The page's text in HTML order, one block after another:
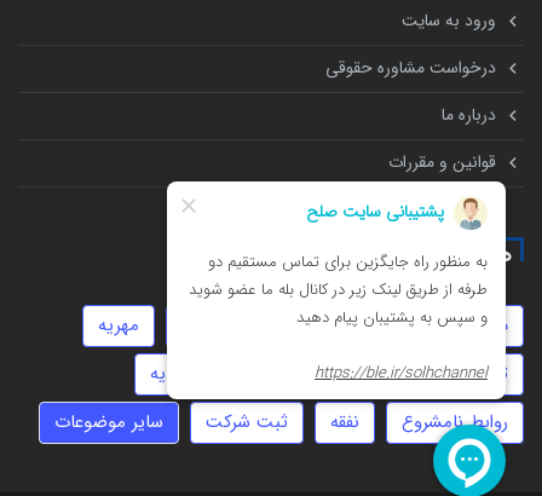
ورود به سایت
درخواست مشاوره حقوقی
درباره ما
قوانین و مقررات
همه چیز درباره
داوری جعل عقد دائم
مهریه
تنظیم قرارداد
حضانت
دیه
روابط نامشروع
نفقه ثبت شرکت سایر موضوعات